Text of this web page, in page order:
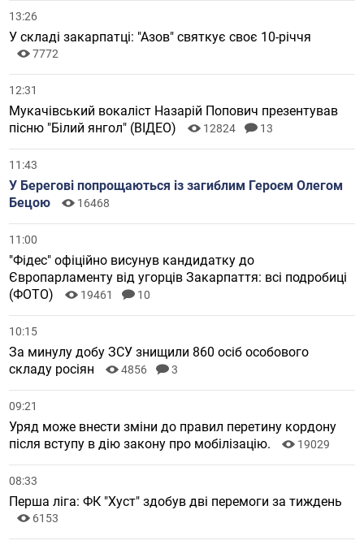
13:26
У складі закарпатці: "Азов" святкує своє 10-річчя
7772
12:31
Мукачівський вокаліст Назарій Попович презентував
пісню "Білий янгол" (ВІДЕО)
12824 13
11:43
У Берегові попрощаються із загиблим Героєм Олегом
Бецою
16468
11:00
"Фідес" офіційно висунув кандидатку до
Європарламенту від угорців Закарпаття: всі подробиці
(ФОТО)
19461 10
10:15
За минулу добу ЗСУ знищили 860 осіб особового
складу росіян
4856 3
09:21
Уряд може внести зміни до правил перетину кордону
після вступу в дію закону про мобілізацію.
19029
08:33
Перша ліга: ФК "Хуст" здобув дві перемоги за тиждень
6153